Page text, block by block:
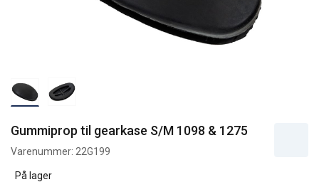
Gummiprop til gearkase S/M 1098 & 1275
Varenummer: 22G199
På lager